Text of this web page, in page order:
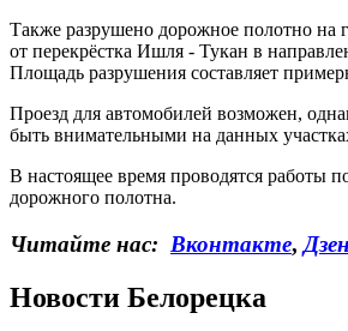
Также разрушено дорожное полотно на
от перекрёстка Ишля - Тукан в
Площадь разрушения составляет
Проезд для автомобилей возможен,
быть внимательными на данных
В настоящее время проводятся работы
дорожного полотна.
Читайте нас: Вконтакте,
Новости Белорецка